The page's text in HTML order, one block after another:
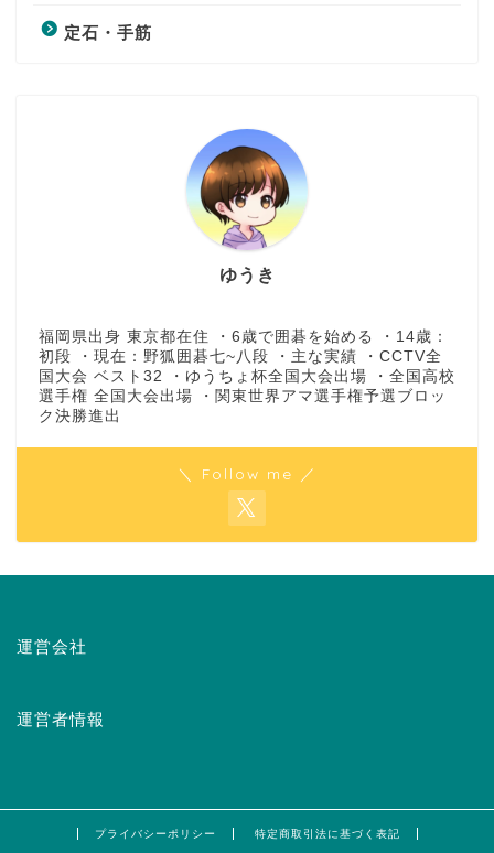
定石・手筋
ゆうき
福岡県出身 東京都在住 ・6歳で囲碁を始める ・14歳：
初段 ・現在：野狐囲碁七~八段 ・主な実績 ・CCTV全
国大会 ベスト32 ・ゆうちょ杯全国大会出場 ・全国高校
選手権 全国大会出場 ・関東世界アマ選手権予選ブロッ
ク決勝進出
＼ Follow me ／
運営会社
運営者情報
プライバシーポリシー 特定商取引法に基づく表記